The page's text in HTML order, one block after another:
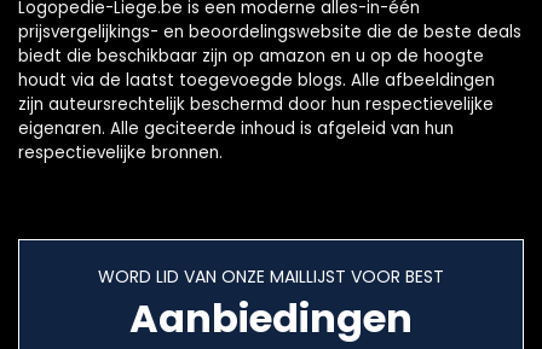
Logopedie-Liege.be is een moderne alles-in-één
prijsvergelijkings- en beoordelingswebsite die de beste deals
biedt die beschikbaar zijn op amazon en u op de hoogte
houdt via de laatst toegevoegde blogs. Alle afbeeldingen
zijn auteursrechtelijk beschermd door hun respectievelijke
eigenaren. Alle geciteerde inhoud is afgeleid van hun
respectievelijke bronnen.
WORD LID VAN ONZE MAILLIJST VOOR BEST
Aanbiedingen